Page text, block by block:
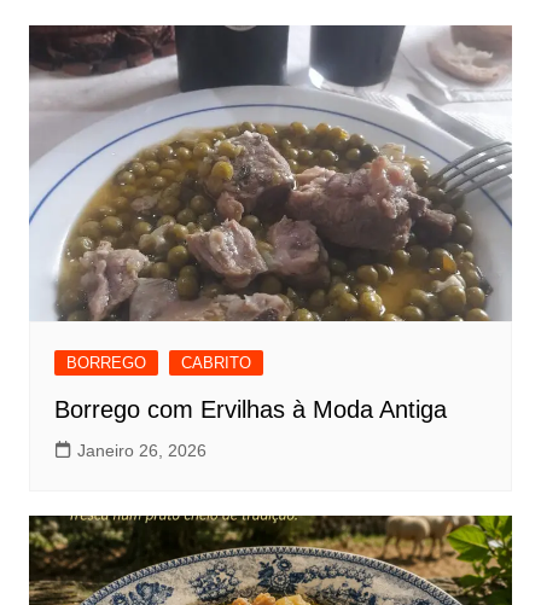
BORREGO CABRITO
Borrego com Ervilhas à Moda Antiga
Janeiro 26, 2026